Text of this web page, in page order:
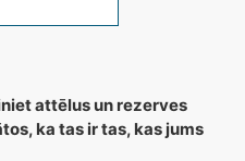
attēlus un rezerves
ka tas ir tas, kas jums